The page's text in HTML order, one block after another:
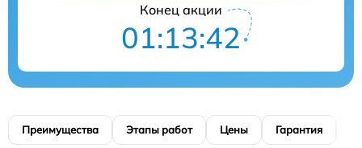
Конец акции
01:13:41
Преимущества Этапы работ Цены Гарантия